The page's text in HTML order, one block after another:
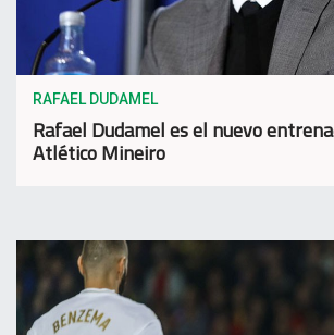
RAFAEL DUDAMEL
Rafael Dudamel es el nuevo
Atlético Mineiro